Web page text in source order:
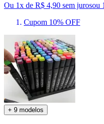
Ou 1x de R$ 4,90 sem jurosou 1
Cupom 10% OFF
+ 9 modelos